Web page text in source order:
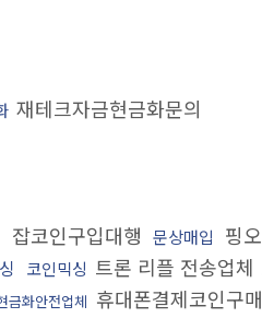
재테크자금현금화문의
잡코인구입대행 문상매입 핑
코인믹싱 트론 리플 전송업체
금화안전업체 휴대폰결제코인구